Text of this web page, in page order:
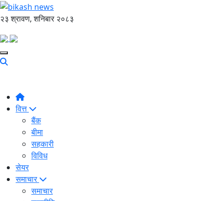
२३ श्रावण, शनिबार २०८३
वित्त
बैंक
बीमा
सहकारी
विविध
सेयर
समाचार
समाचार